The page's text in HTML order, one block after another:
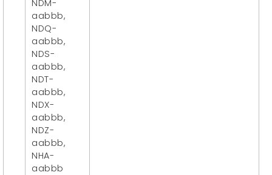
NDM-
aabbb,
NDQ-
aabbb,
NDS-
aabbb,
NDT-
aabbb,
NDX-
aabbb,
NDZ-
aabbb,
NHA-
aabbb